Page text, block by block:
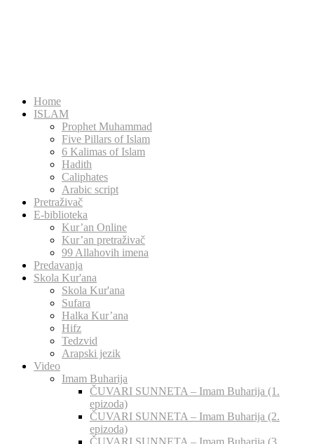
Home
ISLAM
Prophet Muhammad
Five Pillars of Islam
6 Kalimas of Islam
Hadith
Caliphates
Arabic script
Pretraživač
E-biblioteka
Kur’an Online
Kur’an pretraživač
99 Allahovih imena
Predavanja
Skola Kur'ana
Skola Kur'ana
Sufara
Halka Kur’ana
Hifz
Tedzvid
Arapski jezik
Video
Imam Buharija
ČUVARI SUNNETA – Imam Buharija (1.
epizoda)
ČUVARI SUNNETA – Imam Buharija (2.
epizoda)
ČUVARI SUNNETA – Imam Buharija (3.